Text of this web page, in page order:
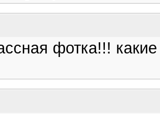
фотка!!!